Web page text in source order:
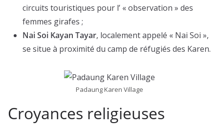
circuits touristiques pour l’ « observation » des
femmes girafes ;
Nai Soi Kayan Tayar, localement appelé « Nai Soi »,
se situe à proximité du camp de réfugiés des Karen.
Padaung Karen Village
Croyances religieuses